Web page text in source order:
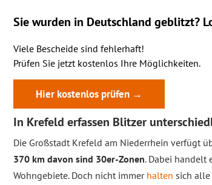
Sie wurden in Deutschland geblitzt?
Viele Bescheide sind fehlerhaft!
Prüfen Sie jetzt kostenlos Ihre Möglichkeiten.
Hier kostenlos prüfen →
In Krefeld erfassen Blitzer
Die Großstadt Krefeld am Niederrhein verfügt
370 km davon sind 30er-Zonen. Dabei handelt
Wohngebiete. Doch nicht immer halten sich alle